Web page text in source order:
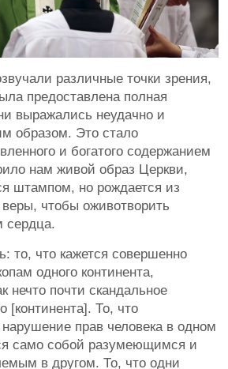
различные точки зрения,
предоставлена полная
выражались неудачно и
образом. Это стало
и богатого содержанием
нам живой образ Церкви,
штампом, но рождается из
чтобы оживотворить
сердца.
то, что кажется совершенно
одного континента,
нечто почти скандальное
[континента]. То, что
нарушение прав человека в одном
само собой разумеющимся и
в другом. То, что одни